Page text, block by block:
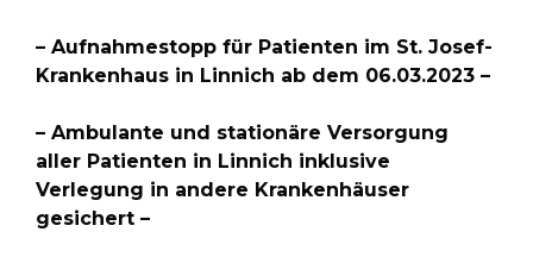
– Aufnahmestopp für Patienten im St. Josef-
Krankenhaus in Linnich ab dem 06.03.2023 –
– Ambulante und stationäre Versorgung
aller Patienten in Linnich inklusive
Verlegung in andere Krankenhäuser
gesichert –